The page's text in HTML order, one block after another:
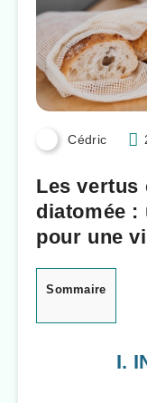
Cédric
Les vertus
diatomée :
pour une
Sommaire
I.